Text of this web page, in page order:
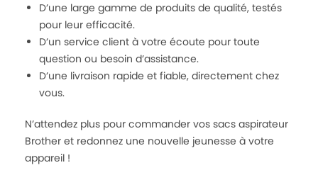
D’une large gamme de produits de qualité, testés
pour leur efficacité.
D’un service client à votre écoute pour toute
question ou besoin d’assistance.
D’une livraison rapide et fiable, directement chez
vous.
N’attendez plus pour commander vos sacs aspirateur
Brother et redonnez une nouvelle jeunesse à votre
appareil !